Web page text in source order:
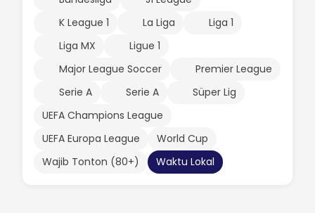
K League 1
La Liga
Liga 1
Liga MX
Ligue 1
Major League Soccer
Premier League
Serie A
Serie A
Süper Lig
UEFA Champions League
UEFA Europa League
World Cup
Wajib Tonton (80+)
Waktu Lokal